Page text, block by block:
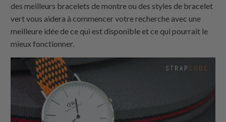
des meilleurs bracelets de montre ou des styles de bracelet
vert vous aidera à commencer votre recherche avec une
meilleure idée de ce qui est disponible et ce qui pourrait le
mieux fonctionner.